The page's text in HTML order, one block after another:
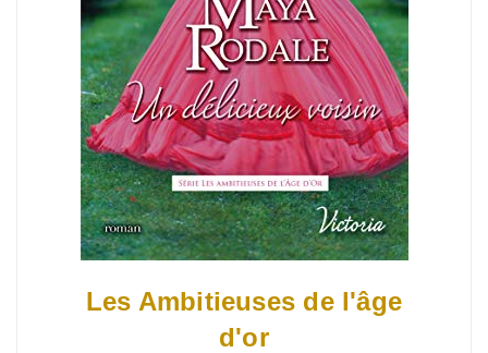
Les Ambitieuses de l'âge
d'or